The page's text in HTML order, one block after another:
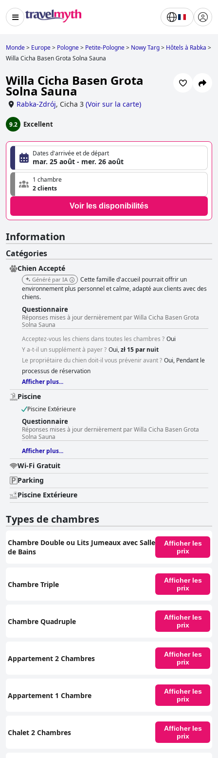
Monde> Europe> Pologne> Petite-Pologne> Nowy Targ> Hôtels à Rabka >
Willa Cicha Basen Grota Solna Sauna
Willa Cicha Basen Grota
Solna Sauna
Rabka-Zdrój, Cicha 3 (Voir sur la carte)
9.2 Excellent
Dates d'arrivée et de départ
mar. 25 août - mer. 26 août
1 chambre
2 clients
Voir les disponibilités
Information
Catégories
Chien Accepté
Généré par IA
Cette famille d'accueil pourrait offrir un
environnement plus personnel et calme, adapté aux clients avec des
chiens.
Questionnaire
Réponses mises à jour dernièrement par Willa Cicha Basen Grota
Solna Sauna
Acceptez-vous les chiens dans toutes les chambres ? Oui
Y a-t-il un supplément à payer ? Oui,zł 15 par nuit
Le propriétaire du chien doit-il vous prévenir avant ? Oui, Pendant le
processus de réservation
Afficher plus...
Piscine
Piscine Extérieure
Questionnaire
Réponses mises à jour dernièrement par Willa Cicha Basen Grota
Solna Sauna
Afficher plus...
Wi-Fi Gratuit
Parking
Piscine Extérieure
Types de chambres
Chambre Double ou Lits Jumeaux avec Salle
de Bains
Afficher les
prix
Chambre Triple
Afficher les
prix
Chambre Quadruple
Afficher les
prix
Appartement 2 Chambres
Afficher les
prix
Appartement 1 Chambre
Afficher les
prix
Chalet 2 Chambres
Afficher les
prix